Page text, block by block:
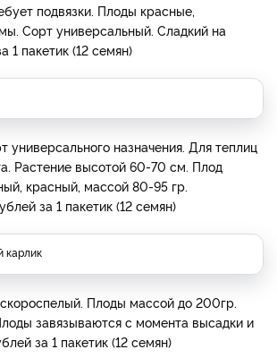
подвязки. Плоды красные,
Сорт универсальный. Сладкий на
1 пакетик (12 семян)
универсального назначения. Для теплиц
Растение высотой 60-70 см. Плод
красный, массой 80-95 гр.
за 1 пакетик (12 семян)
карлик
Плоды массой до 200гр.
завязываются с момента высадки и
за 1 пакетик (12 семян)